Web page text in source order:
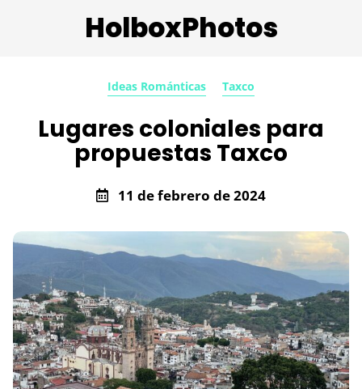
HolboxPhotos
Ideas Románticas Taxco
Lugares coloniales para
propuestas Taxco
11 de febrero de 2024